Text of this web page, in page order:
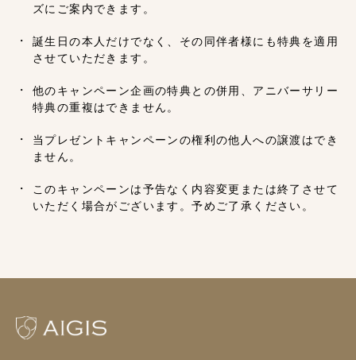
ズにご案内できます。
誕生日の本人だけでなく、その同伴者様にも特典を適用
させていただきます。
他のキャンペーン企画の特典との併用、アニバーサリー
特典の重複はできません。
当プレゼントキャンペーンの権利の他人への譲渡はでき
ません。
このキャンペーンは予告なく内容変更または終了させて
いただく場合がございます。予めご了承ください。